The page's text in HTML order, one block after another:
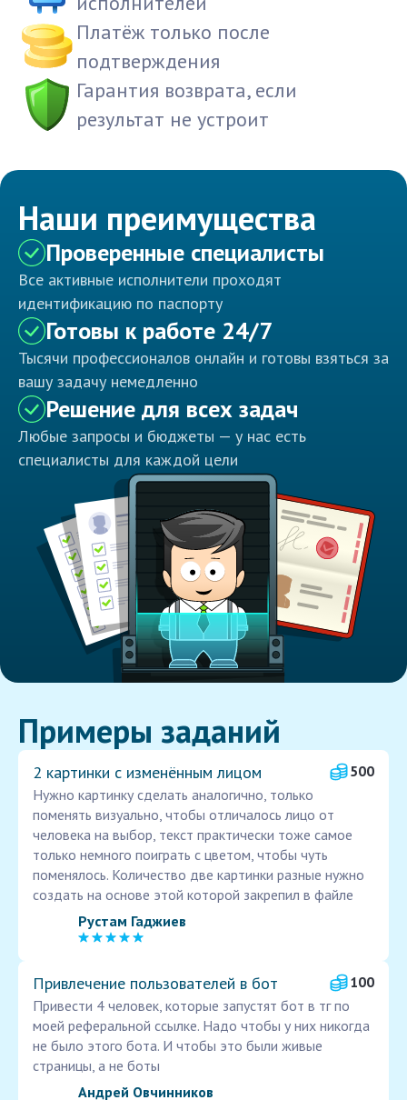
Платёж только после
подтверждения
Гарантия возврата, если
результат не устроит
Наши преимущества
Проверенные специалисты
Все активные исполнители проходят
идентификацию по паспорту
Готовы к работе 24/7
Тысячи профессионалов онлайн и готовы взяться за
вашу задачу немедленно
Решение для всех задач
Любые запросы и бюджеты — у нас есть
специалисты для каждой цели
Примеры заданий
2 картинки с изменённым лицом
500
Нужно картинку сделать аналогично, только
поменять визуально, чтобы отличалось лицо от
человека на выбор, текст практически тоже самое
только немного поиграть с цветом, чтобы чуть
поменялось. Количество две картинки разные нужно
создать на основе этой которой закрепил в файле
Рустам Гаджиев
Привлечение пользователей в бот
100
Привести 4 человек, которые запустят бот в тг по
моей реферальной ссылке. Надо чтобы у них никогда
не было этого бота. И чтобы это были живые
страницы, а не боты
Андрей Овчинников